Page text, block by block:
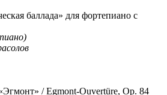
баллада» для фортепиано с
/ Egmont-Ouvertüre, Op. 84